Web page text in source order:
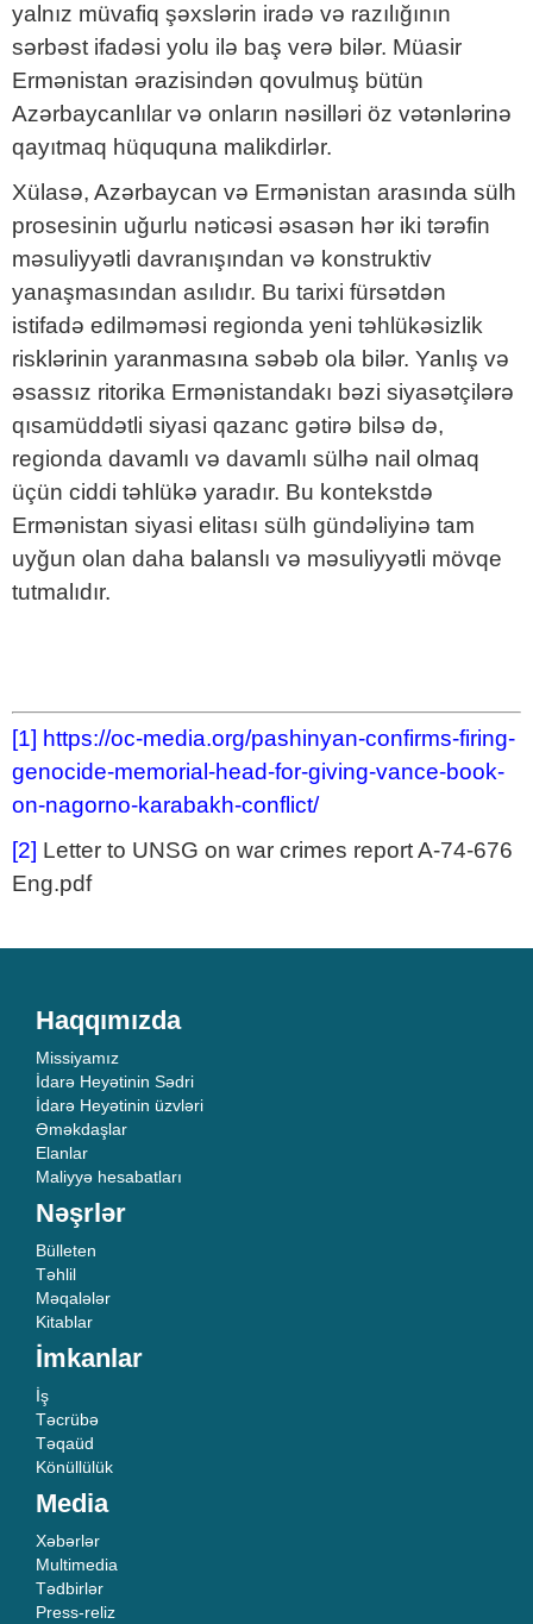
yalnız müvafiq şəxslərin iradə və razılığının
sərbəst ifadəsi yolu ilə baş verə bilər. Müasir
Ermənistan ərazisindən qovulmuş bütün
Azərbaycanlılar və onların nəsilləri öz vətənlərinə
qayıtmaq hüququna malikdirlər.
Xülasə, Azərbaycan və Ermənistan arasında sülh
prosesinin uğurlu nəticəsi əsasən hər iki tərəfin
məsuliyyətli davranışından və konstruktiv
yanaşmasından asılıdır. Bu tarixi fürsətdən
istifadə edilməməsi regionda yeni təhlükəsizlik
risklərinin yaranmasına səbəb ola bilər. Yanlış və
əsassız ritorika Ermənistandakı bəzi siyasətçilərə
qısamüddətli siyasi qazanc gətirə bilsə də,
regionda davamlı və davamlı sülhə nail olmaq
üçün ciddi təhlükə yaradır. Bu kontekstdə
Ermənistan siyasi elitası sülh gündəliyinə tam
uyğun olan daha balanslı və məsuliyyətli mövqe
tutmalıdır.
[1] https://oc-media.org/pashinyan-confirms-firing-
genocide-memorial-head-for-giving-vance-book-
on-nagorno-karabakh-conflict/
[2] Letter to UNSG on war crimes report A-74-676
Eng.pdf
Haqqımızda
Missiyamız
İdarə Heyətinin Sədri
İdarə Heyətinin üzvləri
Əməkdaşlar
Elanlar
Maliyyə hesabatları
Nəşrlər
Bülleten
Təhlil
Məqalələr
Kitablar
İmkanlar
İş
Təcrübə
Təqaüd
Könüllülük
Media
Xəbərlər
Multimedia
Tədbirlər
Press-reliz